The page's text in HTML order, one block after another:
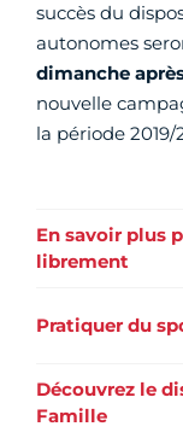
succès du
autonomes
dimanche
nouvelle
la période 2019/
En savoir plus
librement
Pratiquer du
Découvrez le
Famille